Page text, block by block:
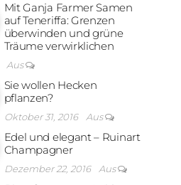
Mit Ganja Farmer Samen
auf Teneriffa: Grenzen
überwinden und grüne
Träume verwirklichen
Aus
Sie wollen Hecken
pflanzen?
Oktober 31, 2016 Aus
Edel und elegant – Ruinart
Champagner
Dezember 22, 2016 Aus